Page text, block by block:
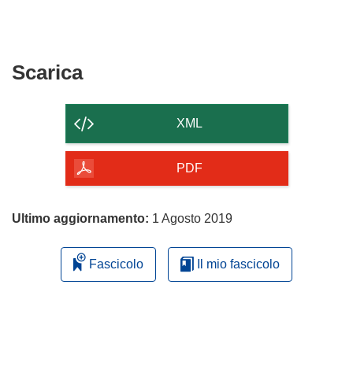
ScaricaScarica
contenuto
della
pagina
XML
PDF
Ultimo aggiornamento: 1 Agosto 2019
Fascicolo Il mio fascicolo